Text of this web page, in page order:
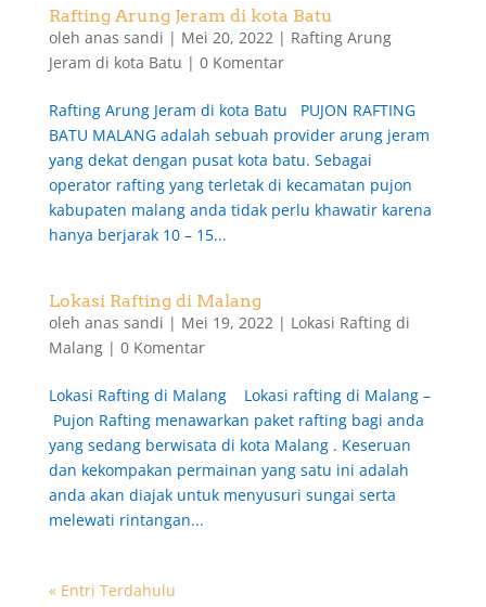
Rafting Arung Jeram di kota Batu
oleh anas sandi | Mei 20, 2022| Rafting Arung
Jeram di kota Batu | 0 Komentar
Rafting Arung Jeram di kota Batu PUJON RAFTING
BATU MALANG adalah sebuah provider arung jeram
yang dekat dengan pusat kota batu. Sebagai
operator rafting yang terletak di kecamatan pujon
kabupaten malang anda tidak perlu khawatir karena
hanya berjarak 10 – 15...
Lokasi Rafting di Malang
oleh anas sandi | Mei 19, 2022| Lokasi Rafting di
Malang| 0 Komentar
Lokasi Rafting di Malang Lokasi rafting di Malang –
Pujon Rafting menawarkan paket rafting bagi anda
yang sedang berwisata di kota Malang . Keseruan
dan kekompakan permainan yang satu ini adalah
anda akan diajak untuk menyusuri sungai serta
melewati rintangan...
« Entri Terdahulu